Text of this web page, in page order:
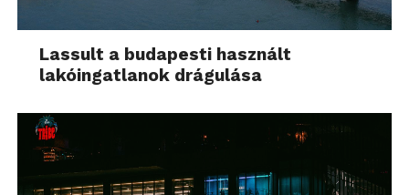
Lassult a budapesti használt
lakóingatlanok drágulása